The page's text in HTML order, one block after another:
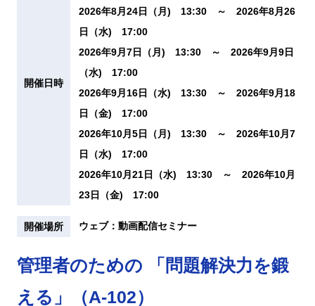
開催日時
2026年8月24日（月) 13:30 ～ 2026年8月26
日（水) 17:00
2026年9月7日（月) 13:30 ～ 2026年9月9日
（水) 17:00
2026年9月16日（水) 13:30 ～ 2026年9月18
日（金) 17:00
2026年10月5日（月) 13:30 ～ 2026年10月7
日（水) 17:00
2026年10月21日（水) 13:30 ～ 2026年10月
23日（金) 17:00
開催場所 ウェブ：動画配信セミナー
管理者のための 「問題解決力を鍛
える」（A-102）